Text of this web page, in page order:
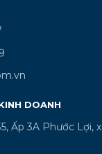
DOANH
Ấp 3A Phước Lợi,